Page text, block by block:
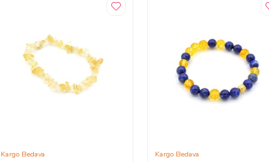
Kargo Bedava Kargo Bedava